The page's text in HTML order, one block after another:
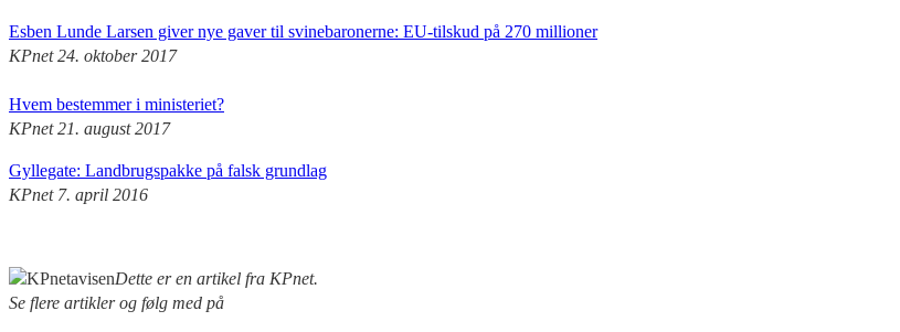
Esben Lunde Larsen giver nye gaver til svinebaronerne: EU-tilskud på 270 millioner
KPnet 24. oktober 2017
Hvem bestemmer i ministeriet?
KPnet 21. august 2017
Gyllegate: Landbrugspakke på falsk grundlag
KPnet 7. april 2016
Dette er en artikel fra KPnet.
Se flere artikler og følg med på